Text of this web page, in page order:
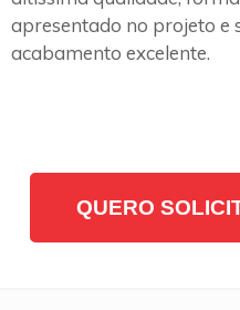
apresentado no projeto e
acabamento excelente.
QUERO